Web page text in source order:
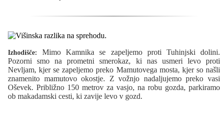
Izhodišče:
Mimo Kamnika se zapeljemo proti Tuhinjski dolini.
Pozorni smo na prometni smerokaz, ki nas usmeri levo proti
Nevljam, kjer se zapeljemo preko Mamutovega mosta, kjer so našli
znamenito mamutovo okostje. Z vožnjo nadaljujemo preko vasi
Oševek. Približno 150 metrov za vasjo, na robu gozda, parkiramo
ob makadamski cesti, ki zavije levo v gozd.